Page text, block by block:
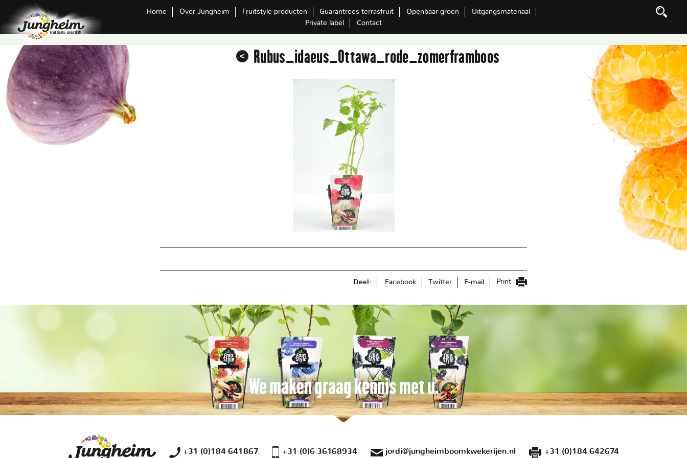
Home Over Jungheim Fruitstyle producten Guarantrees terrasfruit Openbaar groen
Uitgangsmateriaal
Private label
Contact
Rubus_idaeus_Ottawa_rode_zomerframboos
Deel: Facebook Twitter E-mail Print
We maken graag kennis met u.
+31 (0)184 641867 +31 (0)6 36168934 jordi@jungheimboomkwekerijen.nl +31 (0)184 642674